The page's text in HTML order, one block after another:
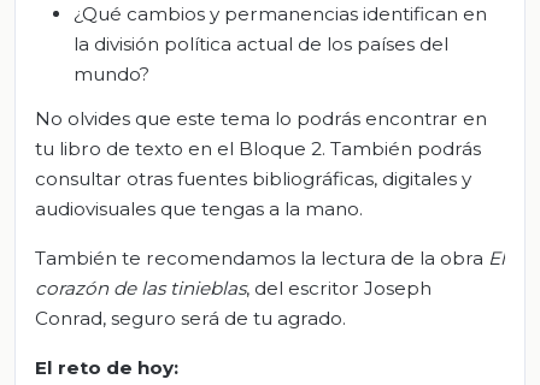
¿Qué cambios y permanencias identifican en
la división política actual de los países del
mundo?
No olvides que este tema lo podrás encontrar en
tu libro de texto en el Bloque 2. También podrás
consultar otras fuentes bibliográficas, digitales y
audiovisuales que tengas a la mano.
También te recomendamos la lectura de la obra El
corazón de las tinieblas, del escritor Joseph
Conrad, seguro será de tu agrado.
El reto de hoy: